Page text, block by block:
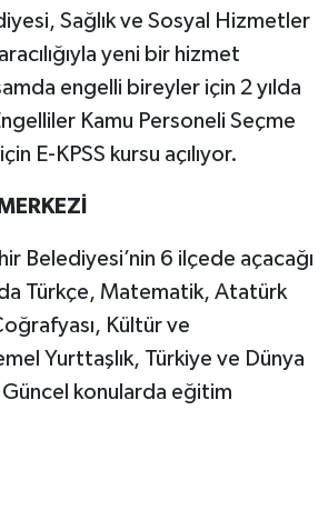
Sağlık ve Sosyal Hizmetler
yeni bir hizmet
engelli bireyler için 2 yılda
Kamu Personeli Seçme
için E-KPSS kursu açılıyor.
Belediyesi’nin 6 ilçede açacağı
Türkçe, Matematik, Atatürk
Kültür ve
Yurttaşlık, Türkiye ve Dünya
Güncel konularda eğitim